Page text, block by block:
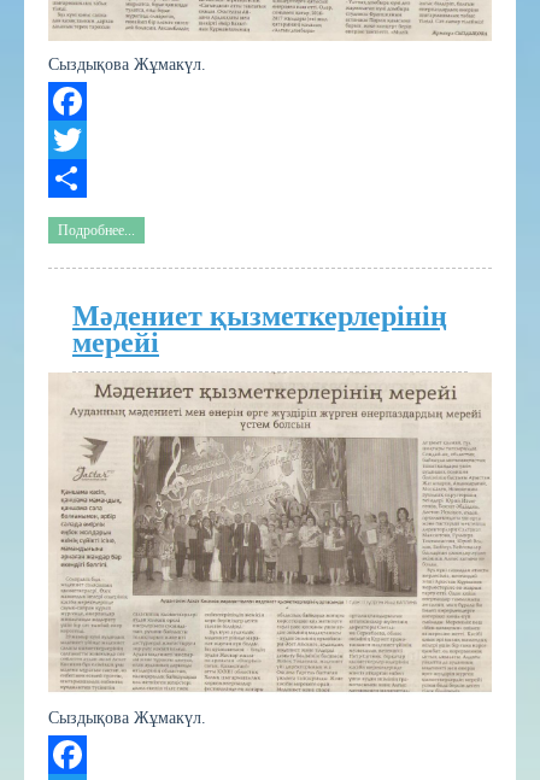
Сыздықова Жұмакүл.
Facebook
Twitter
Share
Подробнее...
Мәдениет қызметкерлерінің
мерейі
Сыздықова Жұмакүл.